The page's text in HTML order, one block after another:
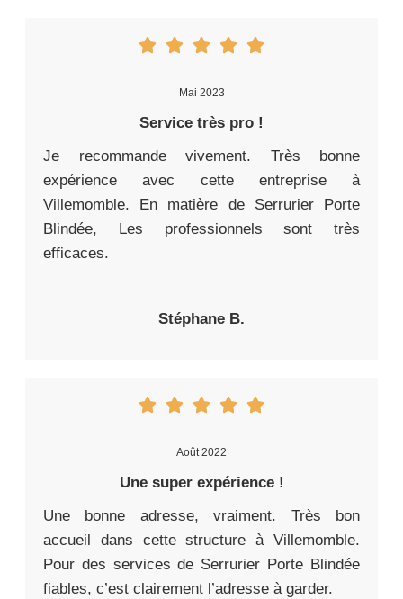
Mai 2023
Service très pro !
Je recommande vivement. Très bonne
expérience avec cette entreprise à
Villemomble. En matière de Serrurier Porte
Blindée, Les professionnels sont très
efficaces.
Stéphane B.
Août 2022
Une super expérience !
Une bonne adresse, vraiment. Très bon
accueil dans cette structure à Villemomble.
Pour des services de Serrurier Porte Blindée
fiables, c’est clairement l’adresse à garder.